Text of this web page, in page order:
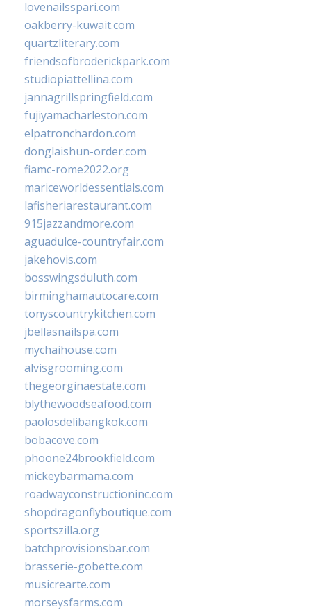
lovenailsspari.com
oakberry-kuwait.com
quartzliterary.com
friendsofbroderickpark.com
studiopiattellina.com
jannagrillspringfield.com
fujiyamacharleston.com
elpatronchardon.com
donglaishun-order.com
fiamc-rome2022.org
mariceworldessentials.com
lafisheriarestaurant.com
915jazzandmore.com
aguadulce-countryfair.com
jakehovis.com
bosswingsduluth.com
birminghamautocare.com
tonyscountrykitchen.com
jbellasnailspa.com
mychaihouse.com
alvisgrooming.com
thegeorginaestate.com
blythewoodseafood.com
paolosdelibangkok.com
bobacove.com
phoone24brookfield.com
mickeybarmama.com
roadwayconstructioninc.com
shopdragonflyboutique.com
sportszilla.org
batchprovisionsbar.com
brasserie-gobette.com
musicrearte.com
morseysfarms.com